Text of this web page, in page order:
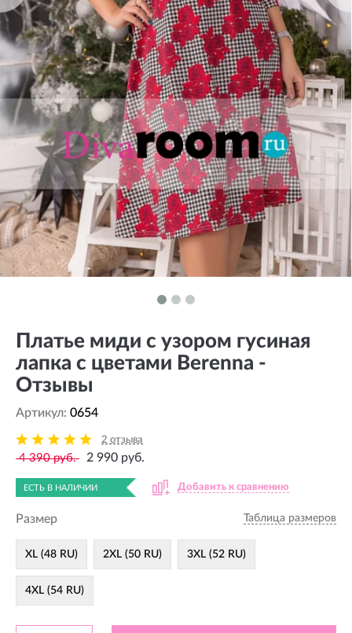
Платье миди с узором гусиная
лапка с цветами Berenna -
Отзывы
Артикул: 0654
2 отзыва
4 390 руб. 2 990 руб.
ЕСТЬ В НАЛИЧИИ Добавить к сравнению
Размер Таблица размеров
XL (48 RU) 2XL (50 RU) 3XL (52 RU)
4XL (54 RU)